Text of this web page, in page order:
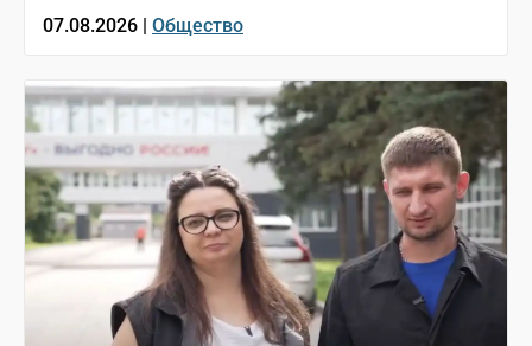
07.08.2026 | Общество